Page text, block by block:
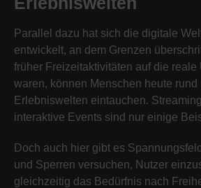
Parallel dazu hat sich die digitale
entwickelt, an dem Grenzen
früher Freizeitaktivitäten auf die
waren, können Menschen heute
Erlebniswelten eintauchen.
interaktive Events sind nur einige
Doch auch hier gibt es
und Sperren versuchen, Nutzer
gleichzeitig das Bedürfnis nach